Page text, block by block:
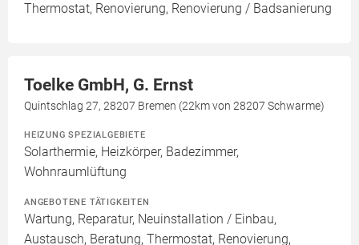
Thermostat, Renovierung, Renovierung / Badsanierung
Toelke GmbH, G. Ernst
Quintschlag 27, 28207 Bremen (22km von 28207 Schwarme)
HEIZUNG SPEZIALGEBIETE
Solarthermie, Heizkörper, Badezimmer,
Wohnraumlüftung
ANGEBOTENE TÄTIGKEITEN
Wartung, Reparatur, Neuinstallation / Einbau,
Austausch, Beratung, Thermostat, Renovierung,